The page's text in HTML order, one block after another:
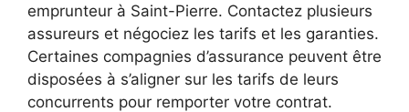
emprunteur à Saint-Pierre. Contactez plusieurs
assureurs et négociez les tarifs et les garanties.
Certaines compagnies d’assurance peuvent être
disposées à s’aligner sur les tarifs de leurs
concurrents pour remporter votre contrat.